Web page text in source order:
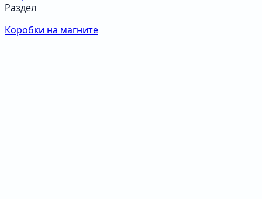
Раздел
Коробки на магните